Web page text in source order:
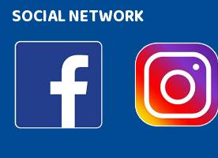
SOCIAL NETWORK